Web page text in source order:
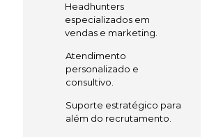
Headhunters
especializados em
vendas e marketing.
Atendimento
personalizado e
consultivo.
Suporte estratégico para
além do recrutamento.